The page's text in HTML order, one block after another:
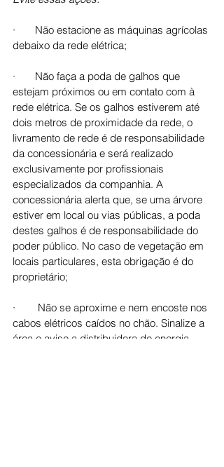
·       Não estacione as máquinas agrícolas
debaixo da rede elétrica;
·       Não faça a poda de galhos que
estejam próximos ou em contato com à
rede elétrica. Se os galhos estiverem até
dois metros de proximidade da rede, o
livramento de rede é de responsabilidade
da concessionária e será realizado
exclusivamente por profissionais
especializados da companhia. A
concessionária alerta que, se uma árvore
estiver em local ou vias públicas, a poda
destes galhos é de responsabilidade do
poder público. No caso de vegetação em
locais particulares, esta obrigação é do
proprietário;
·        Não se aproxime e nem encoste nos
cabos elétricos caídos no chão. Sinalize a
área e avise a distribuidora de energia.